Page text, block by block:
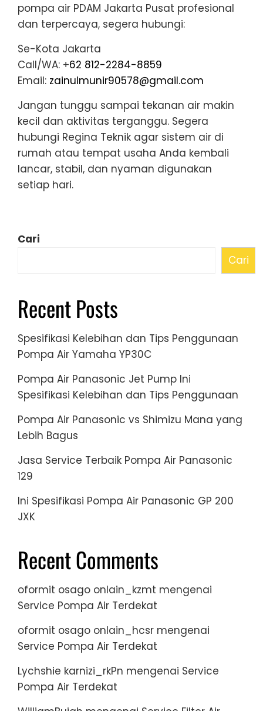
pompa air PDAM Jakarta Pusat profesional
dan terpercaya, segera hubungi:
Se-Kota Jakarta
Call/WA: +62 812-2284-8859
Email: zainulmunir90578@gmail.com
Jangan tunggu sampai tekanan air makin
kecil dan aktivitas terganggu. Segera
hubungi Regina Teknik agar sistem air di
rumah atau tempat usaha Anda kembali
lancar, stabil, dan nyaman digunakan
setiap hari.
Cari
Cari
Recent Posts
Spesifikasi Kelebihan dan Tips Penggunaan
Pompa Air Yamaha YP30C
Pompa Air Panasonic Jet Pump Ini
Spesifikasi Kelebihan dan Tips Penggunaan
Pompa Air Panasonic vs Shimizu Mana yang
Lebih Bagus
Jasa Service Terbaik Pompa Air Panasonic
129
Ini Spesifikasi Pompa Air Panasonic GP 200
JXK
Recent Comments
oformit osago onlain_kzmt mengenai
Service Pompa Air Terdekat
oformit osago onlain_hcsr mengenai
Service Pompa Air Terdekat
Lychshie karnizi_rkPn mengenai Service
Pompa Air Terdekat